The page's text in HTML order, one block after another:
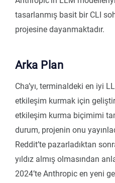
tasarlanmış basit bir CLI
projesine dayanmaktadır.
Arka Plan
Cha’yı, terminaldeki en iyi
etkileşim kurmak için
etkileşim kurma biçimimi
durum, projenin onu
Reddit’te pazarladıktan
yıldız almış olmasından
2024’te Anthropic en yeni